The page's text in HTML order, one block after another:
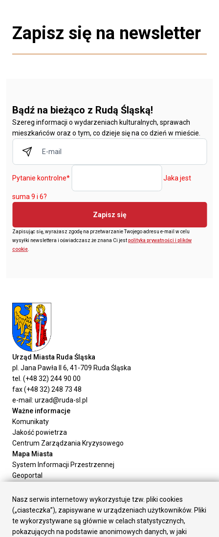
Zapisz się na newsletter
Bądź na bieżąco z Rudą Śląską!
Szereg informacji o wydarzeniach kulturalnych, sprawach
mieszkańców oraz o tym, co dzieje się na co dzień w mieście.
Pytanie kontrolne* Jaka jest
suma 9 i 6?
Zapisz się
Zapisując się, wyrażasz zgodę na przetwarzanie Twojego adresu e-mail w celu
wysyłki newslettera i oświadczasz że znana Ci jestpolityka prywatności i plików
cookie.
Urząd Miasta Ruda Śląska
pl. Jana Pawła II 6, 41-709 Ruda Śląska
tel. (+48 32) 244 90 00
fax (+48 32) 248 73 48
e-mail: urzad@ruda-sl.pl
Ważne informacje
Komunikaty
Jakość powietrza
Centrum Zarządzania Kryzysowego
Mapa Miasta
System Informacji Przestrzennej
Geoportal
Załatw sprawę
Prezydent Miasta
Rada Miasta
Wydziały
Nasz serwis internetowy wykorzystuje tzw. pliki cookies
(„ciasteczka”), zapisywane w urządzeniach użytkowników. Pliki
te wykorzystywane są głównie w celach statystycznych,
pokazujących na podstawie anonimowych danych, w jaki